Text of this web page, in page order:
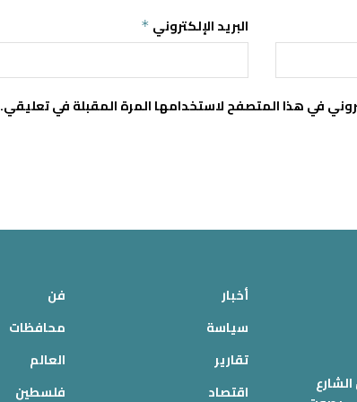
البريد الإلكتروني *
في هذا المتصفح لاستخدامها المرة المقبلة في تعليقي.
أخبار
سياسة
تقارير
اقتصاد
فن
محافظات
العالم
فلسطين